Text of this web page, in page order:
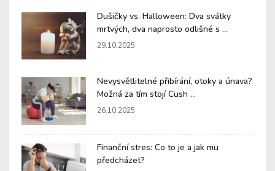
Dušičky vs. Halloween: Dva svátky
mrtvých, dva naprosto odlišné s ...
29.10.2025
Nevysvětlitelné přibírání, otoky a únava?
Možná za tím stojí Cush ...
26.10.2025
Finanční stres: Co to je a jak mu
předcházet?